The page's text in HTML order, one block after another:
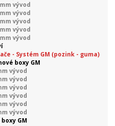
vývod
vývod
vývod
vývod
vývod
- Systém GM (pozink - guma)
boxy GM
vývod
vývod
vývod
vývod
vývod
vývod
GM